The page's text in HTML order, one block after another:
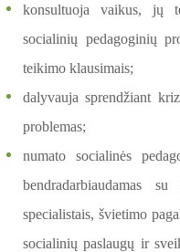
konsultuoja vaikus, jų
socialinių pedagoginių
teikimo klausimais;
dalyvauja sprendžiant
problemas;
numato socialinės
bendradarbiaudamas
specialistais, švietimo
socialinių paslaugų ir